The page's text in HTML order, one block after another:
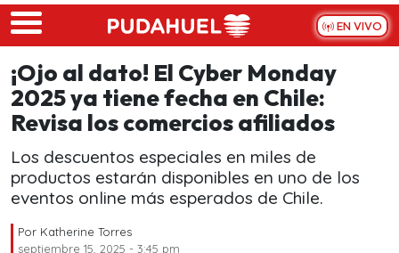
Skip to main content
EN VIVO
¡Ojo al dato! El Cyber Monday
2025 ya tiene fecha en Chile:
Revisa los comercios afiliados
Los descuentos especiales en miles de
productos estarán disponibles en uno de los
eventos online más esperados de Chile.
Por Katherine Torres
septiembre 15, 2025 - 3:45 pm